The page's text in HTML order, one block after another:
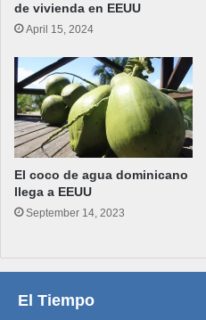
de vivienda en EEUU
April 15, 2024
El coco de agua dominicano
llega a EEUU
September 14, 2023
El Tiempo